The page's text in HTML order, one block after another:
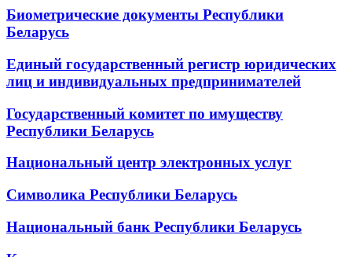
Биометрические документы Республики
Беларусь
Единый государственный регистр юридических
лиц и индивидуальных предпринимателей
Государственный комитет по имуществу
Республики Беларусь
Национальный центр электронных услуг
Символика Республики Беларусь
Национальный банк Республики Беларусь